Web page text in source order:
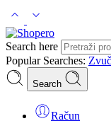
Search here
Popular Searches:
Search
Račun